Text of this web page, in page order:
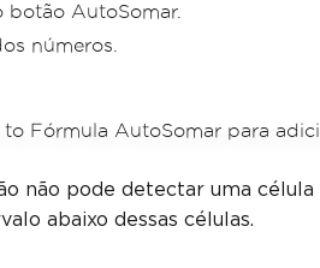
botão AutoSomar.
números.
não pode detectar uma
abaixo dessas células.